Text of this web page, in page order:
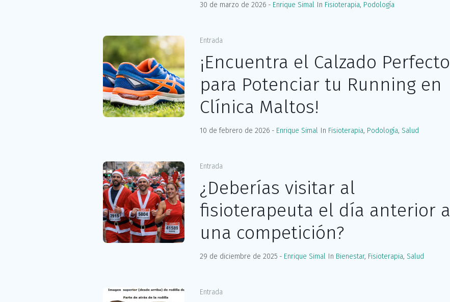
30 de marzo de 2026 Enrique Simal In Fisioterapia, Podología
Entrada
¡Encuentra el Calzado Perfecto
para Potenciar tu Running en
Clínica Maltos!
10 de febrero de 2026 Enrique Simal In Fisioterapia, Podología, Salud
Entrada
¿Deberías visitar al
fisioterapeuta el día anterior a
una competición?
29 de diciembre de 2025 Enrique Simal In Bienestar, Fisioterapia, Salud
Entrada